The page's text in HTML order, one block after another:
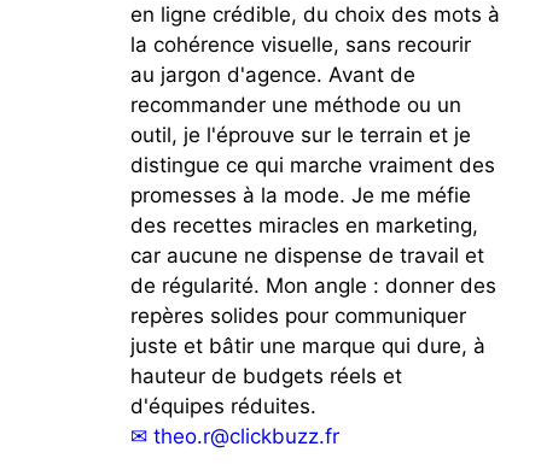
en ligne crédible, du choix des mots à
la cohérence visuelle, sans recourir
au jargon d'agence. Avant de
recommander une méthode ou un
outil, je l'éprouve sur le terrain et je
distingue ce qui marche vraiment des
promesses à la mode. Je me méfie
des recettes miracles en marketing,
car aucune ne dispense de travail et
de régularité. Mon angle : donner des
repères solides pour communiquer
juste et bâtir une marque qui dure, à
hauteur de budgets réels et
d'équipes réduites.
✉ theo.r@clickbuzz.fr